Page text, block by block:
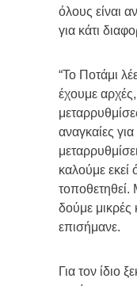
όλους είναι
για κάτι
“Το Ποτάμι
έχουμε
αναγκαίες
καλούμε εκεί
δούμε μικρές
επισήμανε.
Για τον ίδιο